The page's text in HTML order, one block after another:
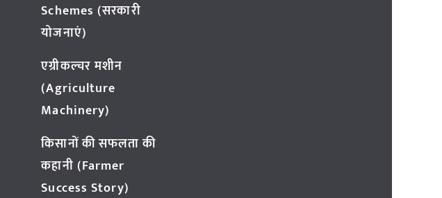
Schemes (सरकारी
योजनाएं)
एग्रीकल्चर मशीन
(Agriculture
Machinery)
किसानों की सफलता की
कहानी (Farmer
Success Story)